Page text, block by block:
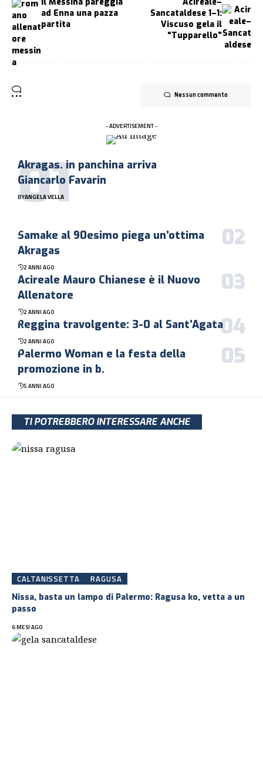
ad Enna una pazza
partita
Sancataldese 1–1:
Viscuso gela il
“Tupparello”
Nessun commento
- ADVERTISEMENT -
Akragas. in panchina arriva
Giancarlo Favarin
BYANGELA VELLA
Samake al 90esimo piega un’ottima
Akragas
2 ANNI AGO
Acireale Mauro Chianese è il Nuovo
Allenatore
2 ANNI AGO
Reggina travolgente: 3-0 al Sant’Agata
2 ANNI AGO
Palermo Woman e la festa della
promozione in b.
5 ANNI AGO
TI POTREBBERO INTERESSARE ANCHE
CALTANISSETTA RAGUSA
Nissa, basta un lampo di Palermo: Ragusa ko, vetta a un
passo
6 MESI AGO